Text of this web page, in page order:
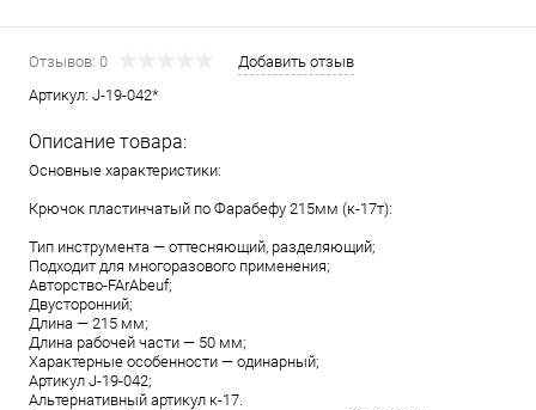
Отзывов: 0
Добавить отзыв
Артикул: J-19-042*
Описание товара:
Основные характеристики:
Крючок пластинчатый по Фарабефу 215мм (к-17т):
Тип инструмента — оттесняющий, разделяющий;
Подходит для многоразового применения;
Aвторство-FArAbeuf;
Двусторонний;
Длина — 215 мм;
Длина рабочей части — 50 мм;
Характерные особенности — одинарный;
Aртикул J-19-042;
Aльтернативный артикул к-17.